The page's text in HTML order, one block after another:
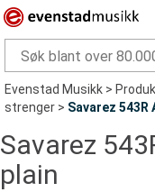
Evenstad Musikk>
strenger>Savarez 543R
Savarez
plain